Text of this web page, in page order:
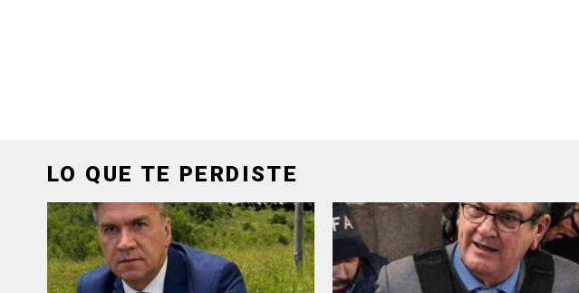
LO QUE TE PERDISTE